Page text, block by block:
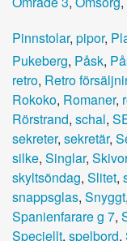
Pinnstolar, pipor,
Pukeberg, Påsk,
retro, Retro
Rokoko, Romaner,
Rörstrand, schal,
sekreter, sekretär,
silke, Singlar, Skivor
skyltsöndag, Slitet,
snappsglas, Snyggt,
Spanienfarare g 7,
Speciellt, spelbord,